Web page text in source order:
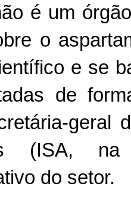
é um
o
e se
de
geral
(ISA,
do setor.